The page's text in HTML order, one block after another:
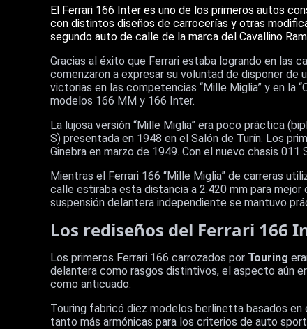
El Ferrari 166 Inter es uno de los primeros autos
con distintos diseños de carrocerías y otras
segundo auto de calle de la marca del Cavallino
Gracias al éxito que Ferrari estaba logrando en las
comenzaron a expresar su voluntad de disponer de
victorias en las competencias “Mille Miglia” y en la
modelos 166 MM y 166 Inter.
La lujosa versión “Mille Miglia” era poco práctica
S) presentada en 1948 en el Salón de Turín. Los
Ginebra en marzo de 1949. Con el nuevo chasis
Mientras el Ferrari 166 “Mille Miglia” de carreras
calle estiraba esta distancia a 2.420 mm para
suspensión delantera independiente se mantuvo
Los rediseños del Ferrari 166
Los primeros Ferrari 166 carrozados por Touring
delantera como rasgos distintivos, el aspecto aún
como anticuado.
Touring fabricó diez modelos berlinetta basados
tanto más armónicas para los criterios de auto